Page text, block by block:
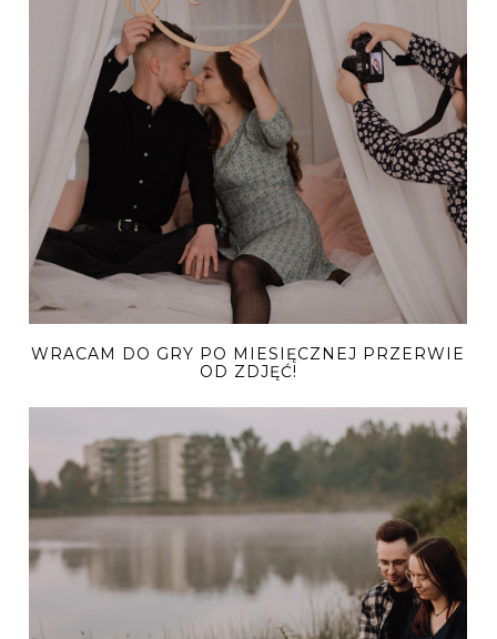
WRACAM DO GRY PO MIESIĘCZNEJ PRZERWIE
OD ZDJĘĆ!